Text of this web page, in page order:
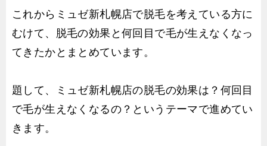
これからミュゼ新札幌店で脱毛を考えている方に
むけて、脱毛の効果と何回目で毛が生えなくなっ
てきたかとまとめています。
題して、ミュゼ新札幌店の脱毛の効果は？何回目
で毛が生えなくなるの？というテーマで進めてい
きます。